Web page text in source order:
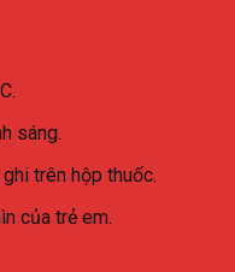
sáng.
trên hộp thuốc.
của trẻ em.